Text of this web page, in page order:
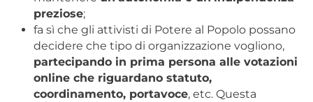
preziose;
fa sì che gli attivisti di Potere al Popolo possano
decidere che tipo di organizzazione vogliono,
partecipando in prima persona alle votazioni
online che riguardano statuto,
coordinamento, portavoce, etc. Questa